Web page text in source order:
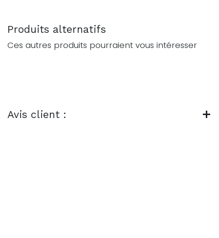
Produits alternatifs
Ces autres produits pourraient vous intéresser
Avis client :